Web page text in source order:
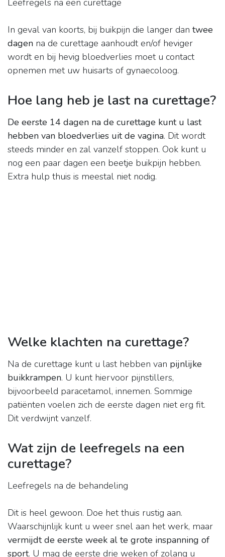
Leefregels na een curettage
In geval van koorts, bij buikpijn die langer dan twee
dagen na de curettage aanhoudt en/of heviger
wordt en bij hevig bloedverlies moet u contact
opnemen met uw huisarts of gynaecoloog.
Hoe lang heb je last na curettage?
De eerste 14 dagen na de curettage kunt u last
hebben van bloedverlies uit de vagina. Dit wordt
steeds minder en zal vanzelf stoppen. Ook kunt u
nog een paar dagen een beetje buikpijn hebben.
Extra hulp thuis is meestal niet nodig.
Welke klachten na curettage?
Na de curettage kunt u last hebben van pijnlijke
buikkrampen. U kunt hiervoor pijnstillers,
bijvoorbeeld paracetamol, innemen. Sommige
patiënten voelen zich de eerste dagen niet erg fit.
Dit verdwijnt vanzelf.
Wat zijn de leefregels na een
curettage?
Leefregels na de behandeling
Dit is heel gewoon. Doe het thuis rustig aan.
Waarschijnlijk kunt u weer snel aan het werk, maar
vermijdt de eerste week al te grote inspanning of
sport. U mag de eerste drie weken of zolang u